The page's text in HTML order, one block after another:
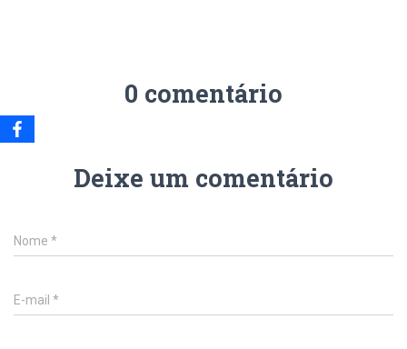
0 comentário
Deixe um comentário
Nome *
E-mail *